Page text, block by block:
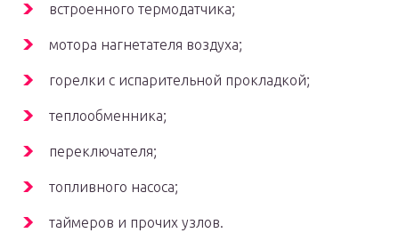
встроенного термодатчика;
мотора нагнетателя воздуха;
горелки с испарительной прокладкой;
теплообменника;
переключателя;
топливного насоса;
таймеров и прочих узлов.